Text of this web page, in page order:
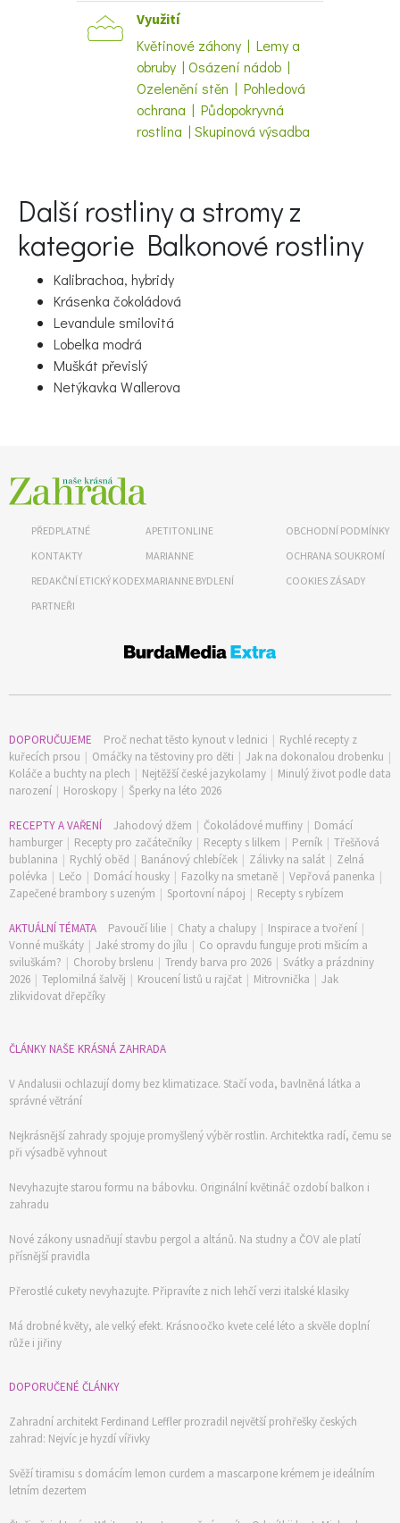
Naše krásná zahrada
65 Kč
74 Kč
Využití
Květinové záhony | Lemy a
obruby | Osázení nádob |
Ozelenění stěn | Pohledová
ochrana | Půdopokryvná
rostlina | Skupinová výsadba
Další rostliny a stromy z
kategorie Balkonové rostliny
Kalibrachoa, hybridy
Krásenka čokoládová
Levandule smilovitá
Lobelka modrá
Muškát převislý
Netýkavka Wallerova
PŘEDPLATNÉ
KONTAKTY
REDAKČNÍ ETICKÝ KODEX
PARTNEŘI
APETITONLINE
MARIANNE
MARIANNE BYDLENÍ
OBCHODNÍ PODMÍNKY
OCHRANA SOUKROMÍ
COOKIES ZÁSADY
DOPORUČUJEME Proč nechat těsto kynout v lednici | Rychlé recepty z
kuřecích prsou | Omáčky na těstoviny pro děti | Jak na dokonalou drobenku |
Koláče a buchty na plech | Nejtěžší české jazykolamy | Minulý život podle data
narození | Horoskopy | Šperky na léto 2026
RECEPTY A VAŘENÍ Jahodový džem | Čokoládové muffiny | Domácí
hamburger | Recepty pro začátečníky | Recepty s lilkem | Perník | Třešňová
bublanina | Rychlý oběd | Banánový chlebíček | Zálivky na salát | Zelná
polévka | Lečo | Domácí housky | Fazolky na smetaně | Vepřová panenka |
Zapečené brambory s uzeným | Sportovní nápoj | Recepty s rybízem
AKTUÁLNÍ TÉMATA Pavoučí lilie | Chaty a chalupy | Inspirace a tvoření |
Vonné muškáty | Jaké stromy do jílu | Co opravdu funguje proti mšicím a
sviluškám? | Choroby brslenu | Trendy barva pro 2026 | Svátky a prázdniny
2026 | Teplomilná šalvěj | Kroucení listů u rajčat | Mitrovnička | Jak
zlikvidovat dřepčíky
ČLÁNKY NAŠE KRÁSNÁ ZAHRADA
V Andalusii ochlazují domy bez klimatizace. Stačí voda, bavlněná látka a
správné větrání
Nejkrásnější zahrady spojuje promyšlený výběr rostlin. Architektka radí, čemu se
při výsadbě vyhnout
Nevyhazujte starou formu na bábovku. Originální květináč ozdobí balkon i
zahradu
Nové zákony usnadňují stavbu pergol a altánů. Na studny a ČOV ale platí
přísnější pravidla
Přerostlé cukety nevyhazujte. Připravíte z nich lehčí verzi italské klasiky
Má drobné květy, ale velký efekt. Krásnoočko kvete celé léto a skvěle doplní
růže i jiřiny
DOPORUČENÉ ČLÁNKY
Zahradní architekt Ferdinand Leffler prozradil největší prohřešky českých
zahrad: Nejvíc je hyzdí vířivky
Svěží tiramisu s domácím lemon curdem a mascarpone krémem je ideálním
letním dezertem